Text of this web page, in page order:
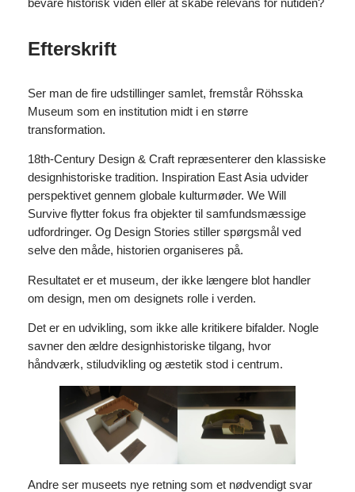
bevare historisk viden eller at skabe relevans for nutiden?
Efterskrift
Ser man de fire udstillinger samlet, fremstår Röhsska
Museum som en institution midt i en større
transformation.
18th-Century Design & Craft repræsenterer den klassiske
designhistoriske tradition. Inspiration East Asia udvider
perspektivet gennem globale kulturmøder. We Will
Survive flytter fokus fra objekter til samfundsmæssige
udfordringer. Og Design Stories stiller spørgsmål ved
selve den måde, historien organiseres på.
Resultatet er et museum, der ikke længere blot handler
om design, men om designets rolle i verden.
Det er en udvikling, som ikke alle kritikere bifalder. Nogle
savner den ældre designhistoriske tilgang, hvor
håndværk, stiludvikling og æstetik stod i centrum.
Andre ser museets nye retning som et nødvendigt svar